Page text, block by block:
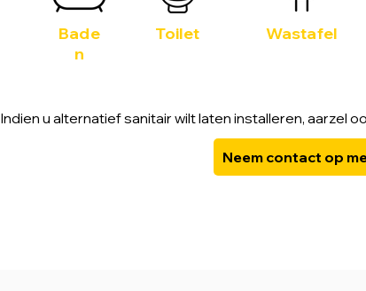
Bade
n
Toilet Wastafel
Indien u alternatief sanitair wilt laten installeren, aarzel
Neem contact op